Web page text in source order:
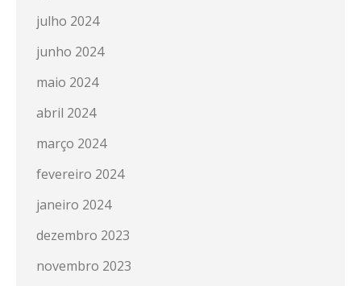
julho 2024
junho 2024
maio 2024
abril 2024
março 2024
fevereiro 2024
janeiro 2024
dezembro 2023
novembro 2023